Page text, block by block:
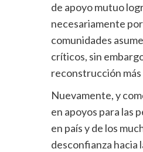
de apoyo mutuo
necesariamente
comunidades
críticos, sin
reconstrucción más
Nuevamente, y
en apoyos para las
en país y de los
desconfianza hacia